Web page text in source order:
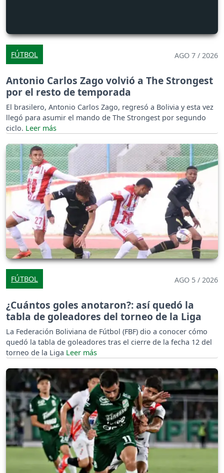
FÚTBOL AGO 7 / 2026
Antonio Carlos Zago volvió a The Strongest
por el resto de temporada
El brasilero, Antonio Carlos Zago, regresó a Bolivia y esta vez
llegó para asumir el mando de The Strongest por segundo
ciclo.
FÚTBOL AGO 5 / 2026
¿Cuántos goles anotaron?: así quedó la
tabla de goleadores del torneo de la Liga
La Federación Boliviana de Fútbol (FBF) dio a conocer cómo
quedó la tabla de goleadores tras el cierre de la fecha 12 del
torneo de la Liga